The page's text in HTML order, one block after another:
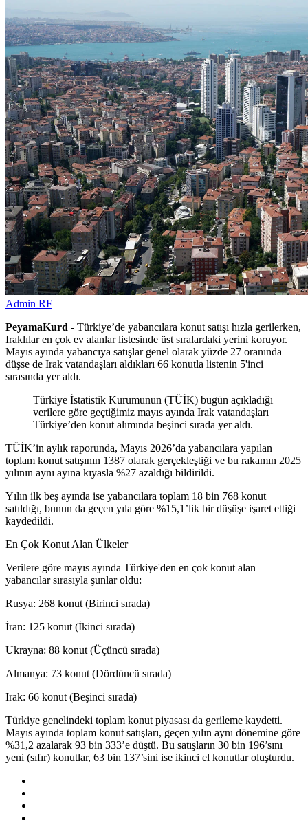
Admin RF
PeyamaKurd - Türkiye’de yabancılara konut satışı hızla gerilerken,
Iraklılar en çok ev alanlar listesinde üst sıralardaki yerini koruyor.
Mayıs ayında yabancıya satışlar genel olarak yüzde 27 oranında
düşse de Irak vatandaşları aldıkları 66 konutla listenin 5'inci
sırasında yer aldı.
Türkiye İstatistik Kurumunun (TÜİK) bugün açıkladığı
verilere göre geçtiğimiz mayıs ayında Irak vatandaşları
Türkiye’den konut alımında beşinci sırada yer aldı.
TÜİK’in aylık raporunda, Mayıs 2026’da yabancılara yapılan
toplam konut satışının 1387 olarak gerçekleştiği ve bu rakamın 2025
yılının aynı ayına kıyasla %27 azaldığı bildirildi.
Yılın ilk beş ayında ise yabancılara toplam 18 bin 768 konut
satıldığı, bunun da geçen yıla göre %15,1’lik bir düşüşe işaret ettiği
kaydedildi.
En Çok Konut Alan Ülkeler
Verilere göre mayıs ayında Türkiye'den en çok konut alan
yabancılar sırasıyla şunlar oldu:
Rusya: 268 konut (Birinci sırada)
İran: 125 konut (İkinci sırada)
Ukrayna: 88 konut (Üçüncü sırada)
Almanya: 73 konut (Dördüncü sırada)
Irak: 66 konut (Beşinci sırada)
Türkiye genelindeki toplam konut piyasası da gerileme kaydetti.
Mayıs ayında toplam konut satışları, geçen yılın aynı dönemine göre
%31,2 azalarak 93 bin 333’e düştü. Bu satışların 30 bin 196’sını
yeni (sıfır) konutlar, 63 bin 137’sini ise ikinci el konutlar oluşturdu.